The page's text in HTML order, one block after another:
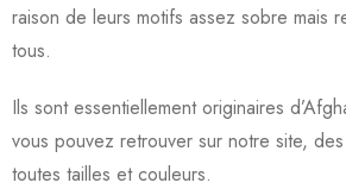
raison de leurs motifs assez sobre mais
tous.
Ils sont essentiellement originaires
vous pouvez retrouver sur notre site,
toutes tailles et couleurs.